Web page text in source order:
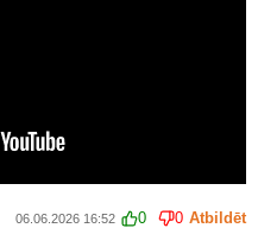
06.06.2026 16:52 0 0 Atbildēt